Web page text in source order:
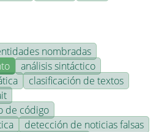
nombradas
análisis sintáctico
clasificación de textos
de código
detección de noticias falsas